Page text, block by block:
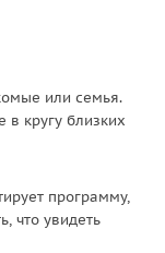
или семья.
кругу близких
программу,
что увидеть